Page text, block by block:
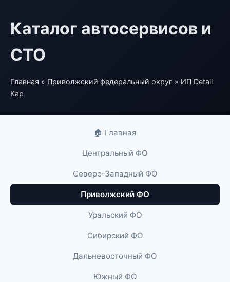
Каталог автосервисов и
СТО
Главная » Приволжский федеральный округ » ИП Detail
Кар
🏠 Главная
Центральный ФО
Северо-Западный ФО
Приволжский ФО
Уральский ФО
Сибирский ФО
Дальневосточный ФО
Южный ФО